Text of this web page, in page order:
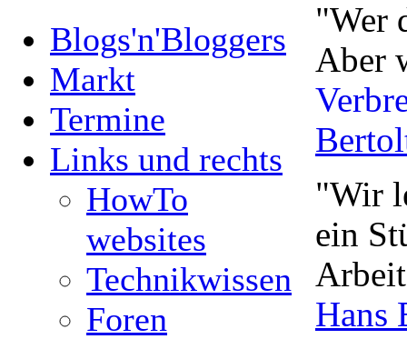
Blogs'n'Bloggers
Markt
Termine
Links und rechts
HowTo
websites
Technikwissen
Foren
"Wer
Aber
"Wir
ein
Hans